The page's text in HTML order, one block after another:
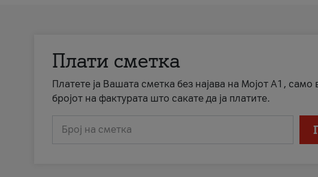
Плати сметка
Платете ја Вашата сметка без најава на Мојот А1, само
бројот на фактурата што сакате да ја платите.
Број на сметка